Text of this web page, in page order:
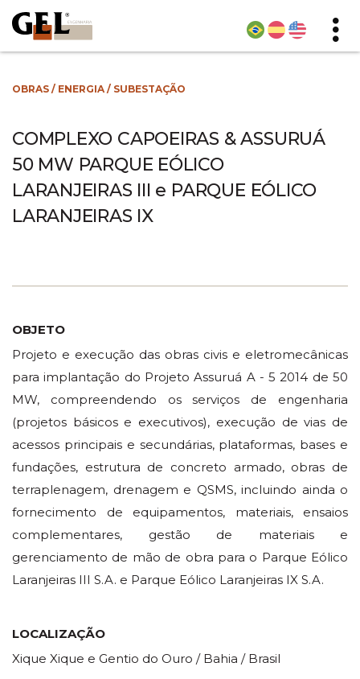
OBRAS / ENERGIA/ SUBESTAÇÃO
COMPLEXO CAPOEIRAS & ASSURUÁ
50 MW PARQUE EÓLICO
LARANJEIRAS III e PARQUE EÓLICO
LARANJEIRAS IX
OBJETO
Projeto e execução das obras civis e eletromecânicas
para implantação do Projeto Assuruá A - 5 2014 de 50
MW, compreendendo os serviços de engenharia
(projetos básicos e executivos), execução de vias de
acessos principais e secundárias, plataformas, bases e
fundações, estrutura de concreto armado, obras de
terraplenagem, drenagem e QSMS, incluindo ainda o
fornecimento de equipamentos, materiais, ensaios
complementares, gestão de materiais e
gerenciamento de mão de obra para o Parque Eólico
Laranjeiras III S.A. e Parque Eólico Laranjeiras IX S.A.
LOCALIZAÇÃO
Xique Xique e Gentio do Ouro / Bahia / Brasil